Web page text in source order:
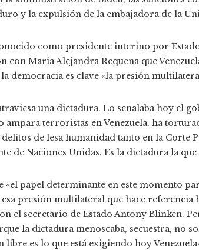
y la expulsión de la embajadora de la
como presidente interino por
con María Alejandra Requena que
democracia es clave «la presión
una dictadura. Lo señalaba hoy el
ampara terroristas en Venezuela, ha
delitos de lesa humanidad tanto en la
de Naciones Unidas. Es la dictadura la que
«el papel determinante en este momento
presión multilateral que hace
el secretario de Estado Antony Blinken.
la dictadura menoscaba, secuestra, no
libre es lo que está exigiendo hoy